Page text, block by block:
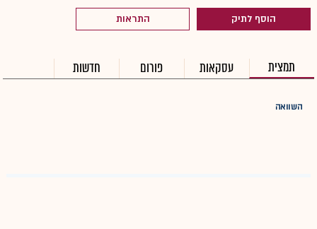
הוסף לתיק התראות
תמצית עסקאות פורום חדשות
השוואה